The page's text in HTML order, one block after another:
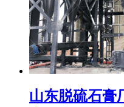
山东脱硫石膏